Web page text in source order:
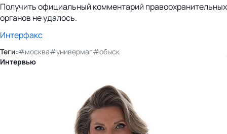
Получить официальный комментарий правоохранительных
органов не удалось.
Интерфакс
Теги:#москва#универмаг#обыск
Интервью